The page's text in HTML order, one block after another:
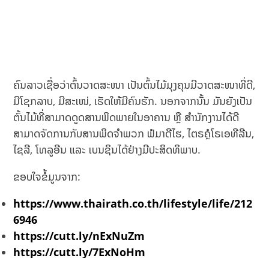
ຄົນລາວເຊື່ອວ່າຕົ້ນວາດສະໜາ ເປັນຕົ້ນໄມ້ມຸງຄຸນມີວາດສະໜາທີ່ດີ,
ມີໂຊກລາບ, ມີສະເໜ່, ເຮັດໃຫ້ມີຄົນຮັກ. ນອກຈາກນັ້ນ ມັນຍັງເປັນ
ຕົ້ນໄມ້ທີ່ສາມາດດູດສານພິດພາຍໃນອາຄານ ຫຼື ສຳນັກງານໄດ້ດີ
ສາມາດຈັດການກັບສານພິດຈຳພວກ ຟໍມາດີໄຮ, ໄຕຣຄຼໍໂຣເອທີລີນ,
ໄຊລີ, ໂທລູອີນ ແລະ ເບນຊິນໄດ້ຢ່າງມີປະສິດທິພາບ.
ຂອບໃຈຂໍ້ມູນຈາກ:
https://www.thairath.co.th/lifestyle/life/212
6946
https://cutt.ly/nExNuZm
https://cutt.ly/7ExNoHm